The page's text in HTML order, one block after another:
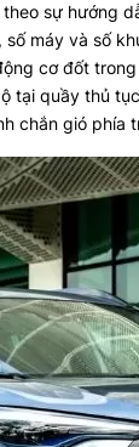
sự hướng
máy và số
cơ đốt
tại quầy thủ
chắn gió phía